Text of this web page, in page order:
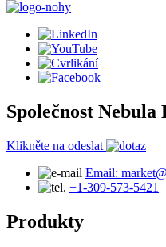
Společnost
Klikněte na odeslat
Email:
+1-309-573-5421
Produkty